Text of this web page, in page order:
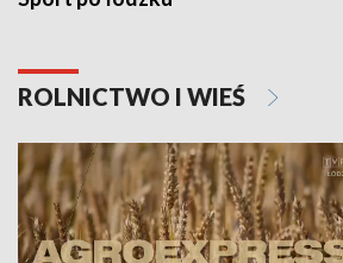
ROLNICTWO I WIEŚ